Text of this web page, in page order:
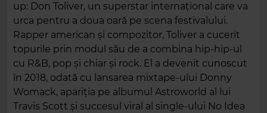
up: Don Toliver, un superstar internațional care va
urca pentru a doua oară pe scena festivalului.
Rapper american și compozitor, Toliver a cucerit
topurile prin modul său de a combina hip-hip-ul
cu R&B, pop și chiar și rock. El a devenit cunoscut
în 2018, odată cu lansarea mixtape-ului Donny
Womack, apariția pe albumul Astroworld al lui
Travis Scott și succesul viral al single-ului No Idea